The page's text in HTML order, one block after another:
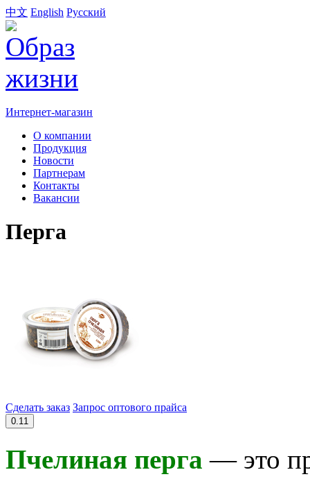
中文 English Русский
Интернет-магазин
О компании
Продукция
Новости
Партнерам
Контакты
Вакансии
Перга
Сделать заказ Запрос оптового прайса
0.11
Пчелиная перга — это